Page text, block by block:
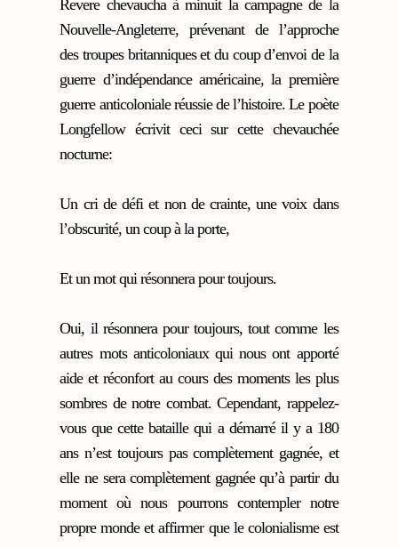
Revere chevaucha à minuit la campagne de la
Nouvelle-Angleterre, prévenant de l’approche
des troupes britanniques et du coup d’envoi de la
guerre d’indépendance américaine, la première
guerre anticoloniale réussie de l’histoire. Le poète
Longfellow écrivit ceci sur cette chevauchée
nocturne:
Un cri de défi et non de crainte, une voix dans
l’obscurité, un coup à la porte,
Et un mot qui résonnera pour toujours.
Oui, il résonnera pour toujours, tout comme les
autres mots anticoloniaux qui nous ont apporté
aide et réconfort au cours des moments les plus
sombres de notre combat. Cependant, rappelez-
vous que cette bataille qui a démarré il y a 180
ans n’est toujours pas complètement gagnée, et
elle ne sera complètement gagnée qu’à partir du
moment où nous pourrons contempler notre
propre monde et affirmer que le colonialisme est